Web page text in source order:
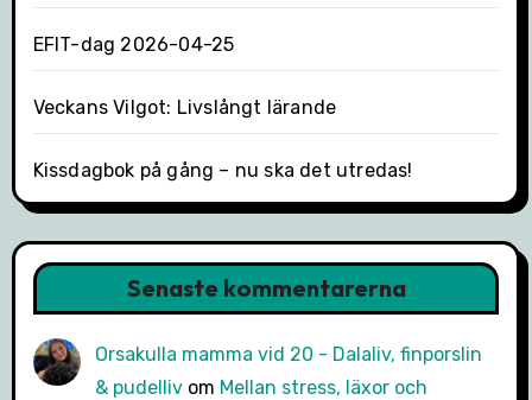
EFIT-dag 2026-04-25
Veckans Vilgot: Livslångt lärande
Kissdagbok på gång – nu ska det utredas!
Senaste kommentarerna
Orsakulla mamma vid 20 - Dalaliv, finporslin
& pudellivom Mellan stress, läxor och